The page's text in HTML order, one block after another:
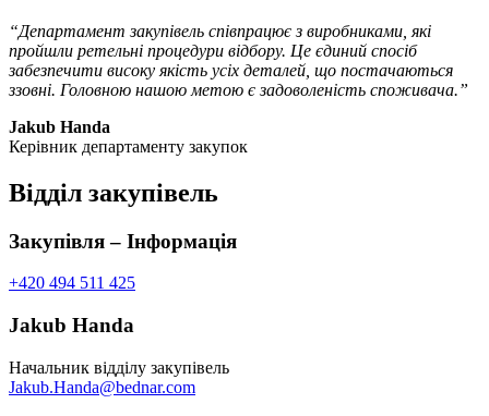
“Департамент закупівель співпрацює з виробниками, які
пройшли ретельні процедури відбору. Це єдиний спосіб
забезпечити високу якість усіх деталей, що постачаються
ззовні. Головною нашою метою є задоволеність споживача.”
Jakub Handa
Керівник департаменту закупок
Відділ закупівель
Закупівля – Інформація
+420 494 511 425
Jakub Handa
Начальник відділу закупівель
Jakub.Handa@bednar.com